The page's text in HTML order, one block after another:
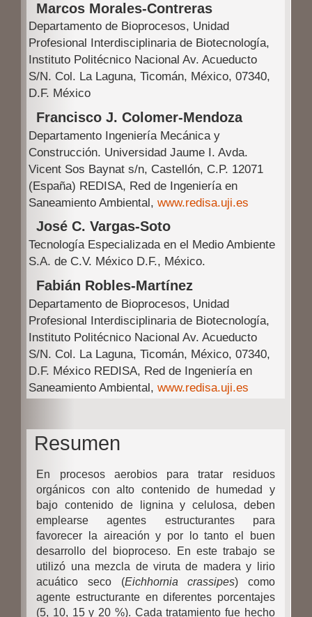
l
o
Marcos Morales-Contreras
Departamento de Bioprocesos, Unidad
Profesional Interdisciplinaria de Biotecnología,
Instituto Politécnico Nacional Av. Acueducto
S/N. Col. La Laguna, Ticomán, México, 07340,
D.F. México
Francisco J. Colomer-Mendoza
Departamento Ingeniería Mecánica y
Construcción. Universidad Jaume I. Avda.
Vicent Sos Baynat s/n, Castellón, C.P. 12071
(España) REDISA, Red de Ingeniería en
Saneamiento Ambiental,www.redisa.uji.es
José C. Vargas-Soto
Tecnología Especializada en el Medio Ambiente
S.A. de C.V. México D.F., México.
Fabián Robles-Martínez
Departamento de Bioprocesos, Unidad
Profesional Interdisciplinaria de Biotecnología,
Instituto Politécnico Nacional Av. Acueducto
S/N. Col. La Laguna, Ticomán, México, 07340,
D.F. México REDISA, Red de Ingeniería en
Saneamiento Ambiental,www.redisa.uji.es
Resumen
En procesos aerobios para tratar residuos
orgánicos con alto contenido de humedad y
bajo contenido de lignina y celulosa, deben
emplearse agentes estructurantes para
favorecer la aireación y por lo tanto el buen
desarrollo del bioproceso. En este trabajo se
utilizó una mezcla de viruta de madera y lirio
acuático seco (Eichhornia crassipes) como
agente estructurante en diferentes porcentajes
(5, 10, 15 y 20 %). Cada tratamiento fue hecho